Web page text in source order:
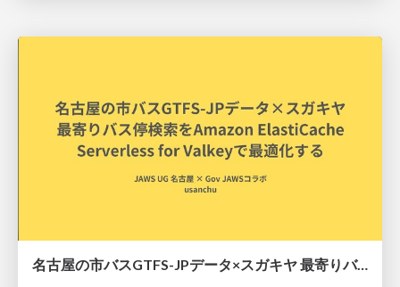
名古屋の市バスGTFS-JPデータ×スガキヤ 最寄りバス停検索をAmazon ElastiCache Serverless for Valkeyで最適化する